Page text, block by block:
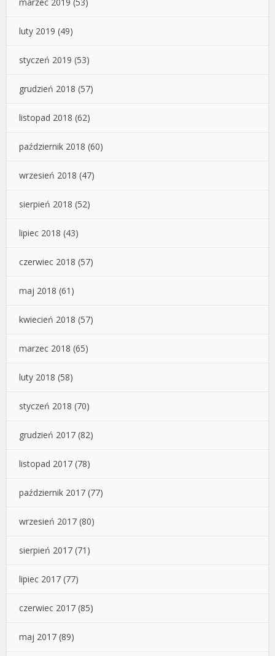
marzec 2019 (53)
luty 2019 (49)
styczeń 2019 (53)
grudzień 2018 (57)
listopad 2018 (62)
październik 2018 (60)
wrzesień 2018 (47)
sierpień 2018 (52)
lipiec 2018 (43)
czerwiec 2018 (57)
maj 2018 (61)
kwiecień 2018 (57)
marzec 2018 (65)
luty 2018 (58)
styczeń 2018 (70)
grudzień 2017 (82)
listopad 2017 (78)
październik 2017 (77)
wrzesień 2017 (80)
sierpień 2017 (71)
lipiec 2017 (77)
czerwiec 2017 (85)
maj 2017 (89)